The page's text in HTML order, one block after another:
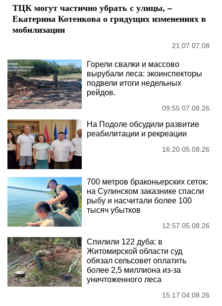
ТЦК могут частично убрать с улицы, –
Екатерина Котенкова о грядущих изменениях в
мобилизации
21:07 07.08
Горели свалки и массово
вырубали леса: экоинспекторы
подвели итоги недельных
рейдов.
09:55 07.08.26
На Подоле обсудили развитие
реабилитации и рекреации
16:20 05.08.26
700 метров браконьерских сеток:
на Сулинском заказнике спасли
рыбу и насчитали более 100
тысяч убытков
12:57 05.08.26
Спилили 122 дуба: в
Житомирской области суд
обязал сельсовет оплатить
более 2,5 миллиона из-за
уничтоженного леса
15:17 04.08.26